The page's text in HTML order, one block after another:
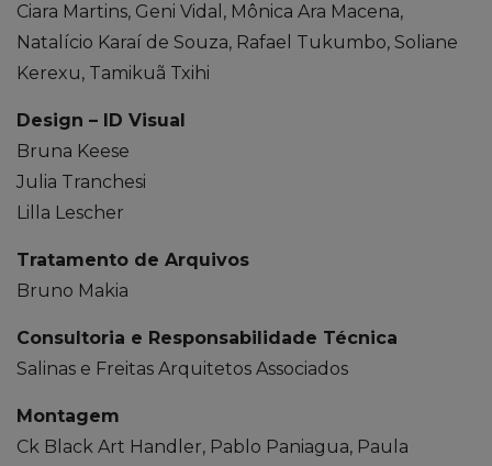
Ciara Martins, Geni Vidal, Mônica Ara Macena,
Natalício Karaí de Souza, Rafael Tukumbo, Soliane
Kerexu, Tamikuã Txihi
Design – ID Visual
Bruna Keese
Julia Tranchesi
Lilla Lescher
Tratamento de Arquivos
Bruno Makia
Consultoria e Responsabilidade Técnica
Salinas e Freitas Arquitetos Associados
Montagem
Ck Black Art Handler, Pablo Paniagua, Paula